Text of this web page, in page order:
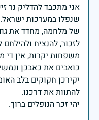
אני מתכבד להדליק נר
שנפלו במערכות ישראל.
של מלחמה, מחדד את
משפחות יקרות, אין די
כואבים את כאבכן
יקירכן חקוקים בלב
יהי זכר הנופלים ברוך.